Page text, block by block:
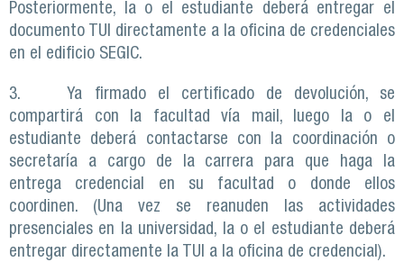
Posteriormente, la o el estudiante deberá entregar el
documento TUI directamente a la oficina de credenciales
en el edificio SEGIC.
3. Ya firmado el certificado de devolución, se
compartirá con la facultad vía mail, luego la o el
estudiante deberá contactarse con la coordinación o
secretaría a cargo de la carrera para que haga la
entrega credencial en su facultad o donde ellos
coordinen. (Una vez se reanuden las actividades
presenciales en la universidad, la o el estudiante deberá
entregar directamente la TUI a la oficina de credencial).